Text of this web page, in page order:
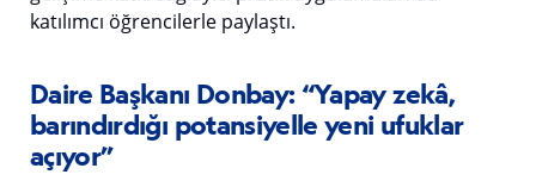
katılımcı öğrencilerle paylaştı.
Daire Başkanı Donbay: “Yapay zekâ,
barındırdığı potansiyelle yeni ufuklar
açıyor”